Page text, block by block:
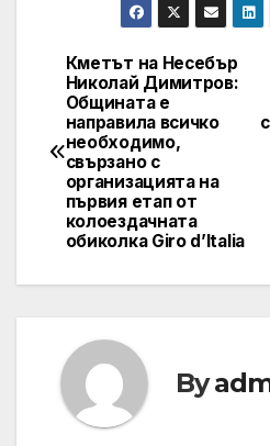
Post
navigation
Кметът на Несебър
Николай Димитров:
Общината е
направила всичко
необходимо,
свързано с
организацията на
първия етап от
колоездачната
обиколка Giro d’Italia
By